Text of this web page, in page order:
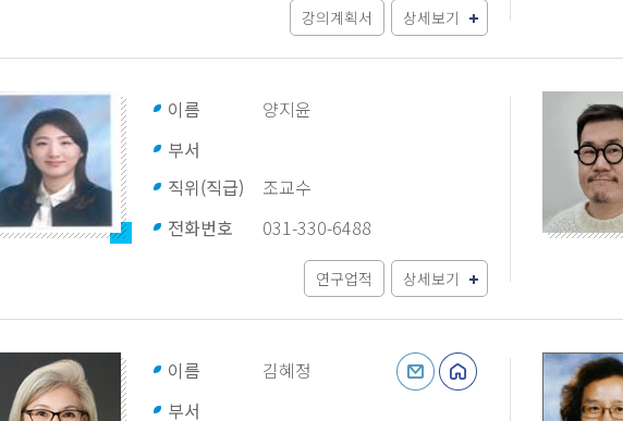
강의계획서 상세보기
이름
양지윤
부서
직위(직급)
조교수
전화번호
031-330-6488
연구업적 상세보기
이름
김혜정
부서